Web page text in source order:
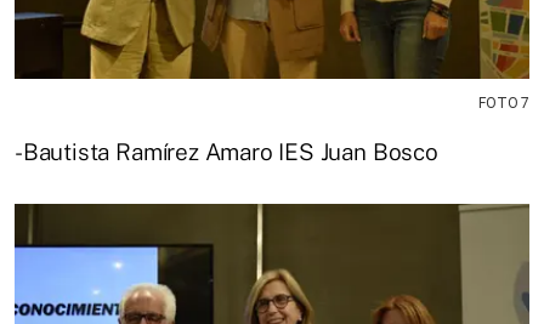
FOTO 7
-Bautista Ramírez Amaro IES Juan Bosco